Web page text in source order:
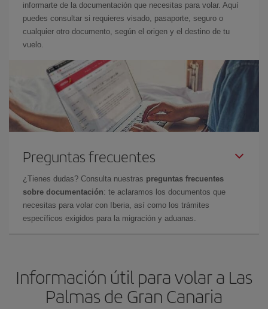
informarte de la documentación que necesitas para volar. Aquí
puedes consultar si requieres visado, pasaporte, seguro o
cualquier otro documento, según el origen y el destino de tu
vuelo.
Preguntas frecuentes
¿Tienes dudas? Consulta nuestras preguntas frecuentes
sobre documentación: te aclaramos los documentos que
necesitas para volar con Iberia, así como los trámites
específicos exigidos para la migración y aduanas.
Información útil para volar a Las
Palmas de Gran Canaria